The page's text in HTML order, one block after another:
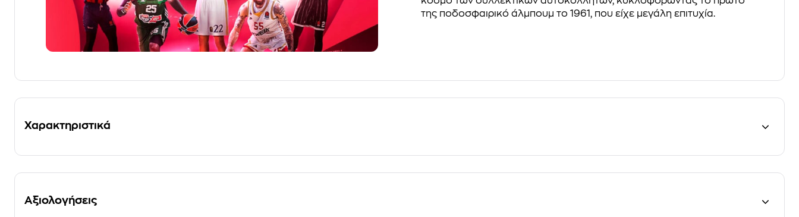
της ποδοσφαιρικό άλμπουμ το 1961, που είχε μεγάλη επιτυχία.
Χαρακτηριστικά
Αξιολογήσεις